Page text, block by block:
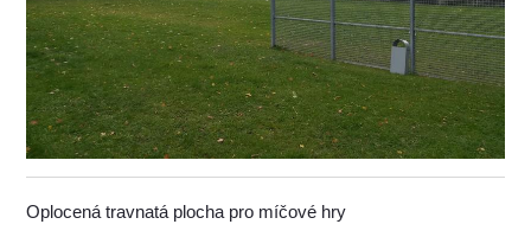
Oplocená travnatá plocha pro míčové hry